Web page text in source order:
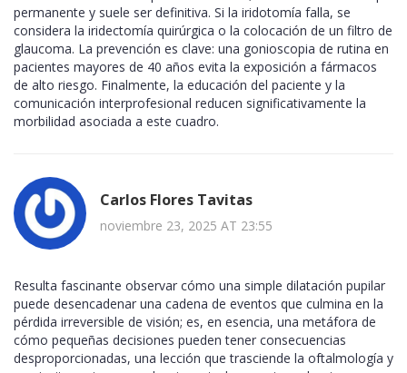
permanente y suele ser definitiva. Si la iridotomía falla, se
considera la iridectomía quirúrgica o la colocación de un filtro de
glaucoma. La prevención es clave: una gonioscopia de rutina en
pacientes mayores de 40 años evita la exposición a fármacos
de alto riesgo. Finalmente, la educación del paciente y la
comunicación interprofesional reducen significativamente la
morbilidad asociada a este cuadro.
Carlos Flores Tavitas
noviembre 23, 2025 AT 23:55
Resulta fascinante observar cómo una simple dilatación pupilar
puede desencadenar una cadena de eventos que culmina en la
pérdida irreversible de visión; es, en esencia, una metáfora de
cómo pequeñas decisiones pueden tener consecuencias
desproporcionadas, una lección que trasciende la oftalmología y